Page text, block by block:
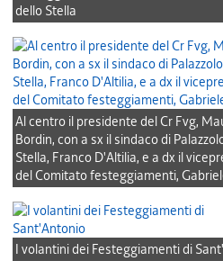
dello Stella
Al centro il presidente del Cr Fvg,
Bordin, con a sx il sindaco di
Stella, Franco D'Altilia, e a dx il
del Comitato festeggiamenti,
I volantini dei Festeggiamenti di